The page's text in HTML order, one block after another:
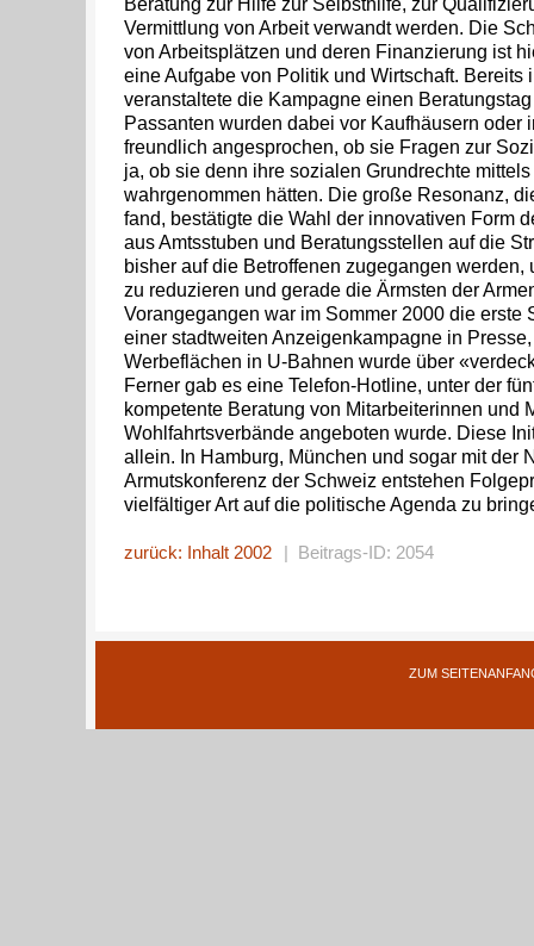
Vermittlung von Arbeit verwandt werden. Die
von Arbeitsplätzen und deren Finanzierung ist
eine Aufgabe von Politik und Wirtschaft. Bereits
veranstaltete die Kampagne einen
Passanten wurden dabei vor Kaufhäusern oder
freundlich angesprochen, ob sie Fragen zur
ja, ob sie denn ihre sozialen Grundrechte
wahrgenommen hätten. Die große Resonanz,
fand, bestätigte die Wahl der innovativen Form
aus Amtsstuben und Beratungsstellen auf die
bisher auf die Betroffenen zugegangen
zu reduzieren und gerade die Ärmsten der
Vorangegangen war im Sommer 2000 die erste
einer stadtweiten Anzeigenkampagne in
Werbeflächen in U-Bahnen wurde über
Ferner gab es eine Telefon-Hotline, unter der
kompetente Beratung von Mitarbeiterinnen und
Wohlfahrtsverbände angeboten wurde. Diese
allein. In Hamburg, München und sogar mit der
Armutskonferenz der Schweiz entstehen
vielfältiger Art auf die politische Agenda zu
zurück: Inhalt 2002 | Beitrags-ID: 2054
ZUM